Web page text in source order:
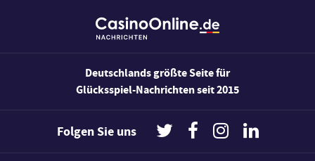
Deutschlands größte Seite für
Glücksspiel-Nachrichten seit 2015
Folgen Sie uns